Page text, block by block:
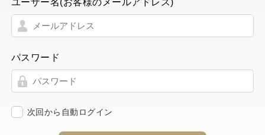
ユーザー名(お客様のメールアドレス)
パスワード
次回から自動ログイン